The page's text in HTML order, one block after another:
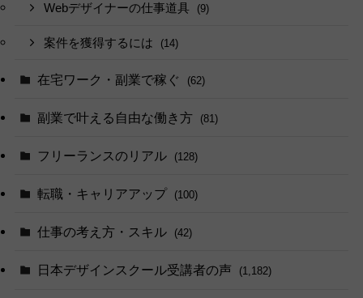
Webデザイナーの仕事道具 (9)
案件を獲得するには (14)
在宅ワーク・副業で稼ぐ (62)
副業で叶える自由な働き方 (81)
フリーランスのリアル (128)
転職・キャリアアップ (100)
仕事の考え方・スキル (42)
日本デザインスクール受講者の声 (1,182)